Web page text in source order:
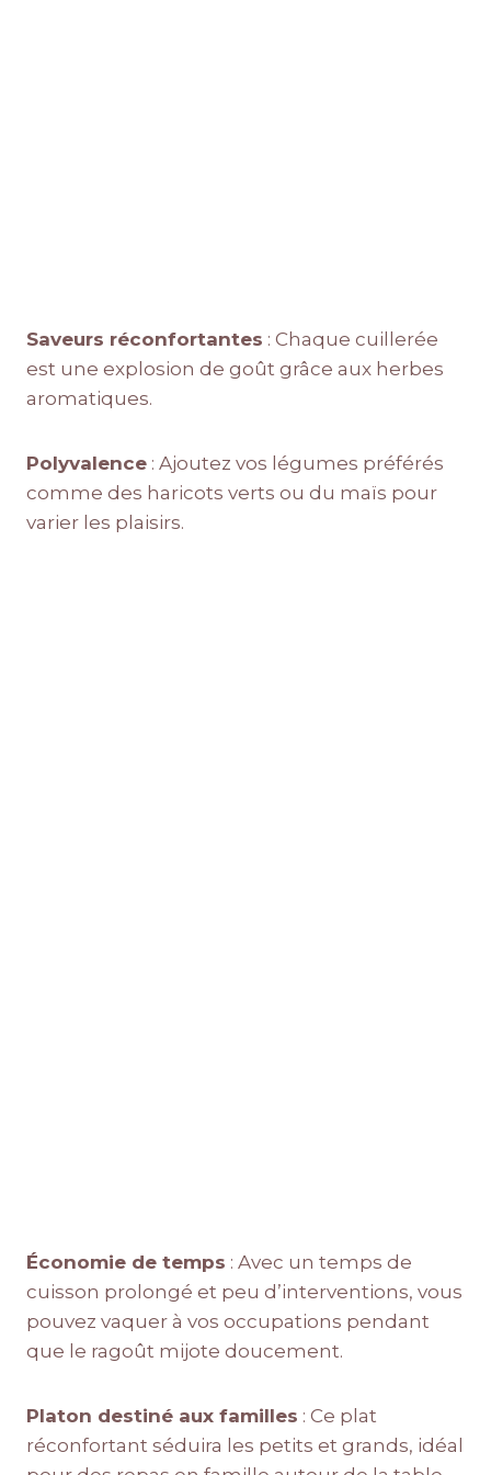
Saveurs réconfortantes : Chaque cuillerée
est une explosion de goût grâce aux herbes
aromatiques.
Polyvalence : Ajoutez vos légumes préférés
comme des haricots verts ou du maïs pour
varier les plaisirs.
Économie de temps : Avec un temps de
cuisson prolongé et peu d’interventions, vous
pouvez vaquer à vos occupations pendant
que le ragoût mijote doucement.
Platon destiné aux familles : Ce plat
réconfortant séduira les petits et grands, idéal